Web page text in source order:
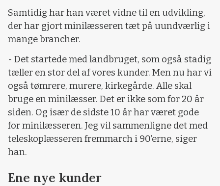
Samtidig har han været vidne til en udvikling,
der har gjort minilæsseren tæt på uundværlig i
mange brancher.
- Det startede med landbruget, som også stadig
tæller en stor del af vores kunder. Men nu har vi
også tømrere, murere, kirkegårde. Alle skal
bruge en minilæsser. Det er ikke som for 20 år
siden. Og især de sidste 10 år har været gode
for minilæsseren. Jeg vil sammenligne det med
teleskoplæsseren fremmarch i 90’erne, siger
han.
Ene nye kunder